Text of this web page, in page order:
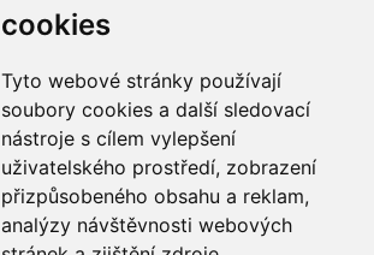
cookies
Tyto webové stránky používají
soubory cookies a další sledovací
nástroje s cílem vylepšení
uživatelského prostředí, zobrazení
přizpůsobeného obsahu a reklam,
analýzy návštěvnosti webových
Youtube kanál arboreta